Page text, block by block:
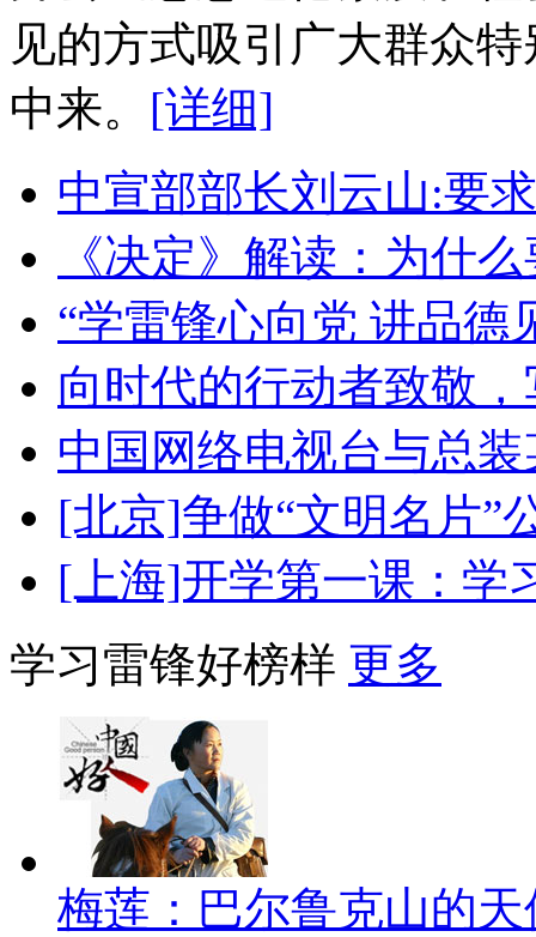
见的方式吸引广大群众
中来。 [详细]
中宣部部长刘云山:要
《决定》解读：为什
“学雷锋心向党 讲品德
向时代的行动者致敬
中国网络电视台与总
[北京]争做“文明名片”
[上海]开学第一课：学
学习雷锋好榜样 更多
梅莲：巴尔鲁克山的天